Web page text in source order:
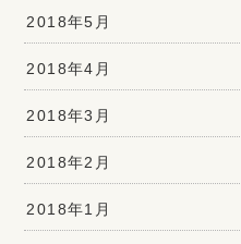
2018年5月
2018年4月
2018年3月
2018年2月
2018年1月